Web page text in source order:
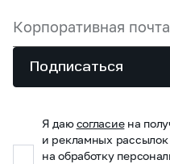
Подписаться
Я даюсогласиена
и рекламных рассылок
на обработку